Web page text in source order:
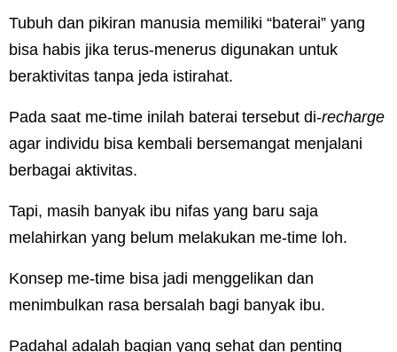
Tubuh dan pikiran manusia memiliki “baterai” yang
bisa habis jika terus-menerus digunakan untuk
beraktivitas tanpa jeda istirahat.
Pada saat me-time inilah baterai tersebut di-recharge
agar individu bisa kembali bersemangat menjalani
berbagai aktivitas.
Tapi, masih banyak ibu nifas yang baru saja
melahirkan yang belum melakukan me-time loh.
Konsep me-time bisa jadi menggelikan dan
menimbulkan rasa bersalah bagi banyak ibu.
Padahal adalah bagian yang sehat dan penting